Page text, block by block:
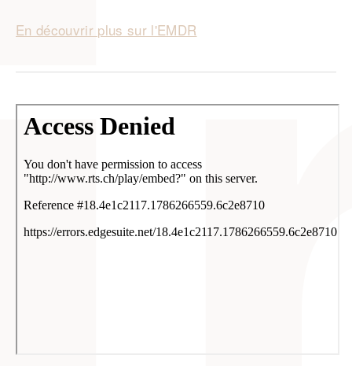
En découvrir plus sur l'EMDR